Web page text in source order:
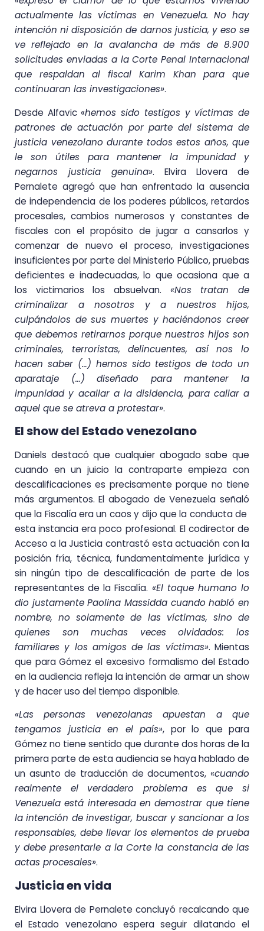
actualmente las víctimas en Venezuela. No hay
intención ni disposición de darnos justicia, y eso se
ve reflejado en la avalancha de más de 8.900
solicitudes enviadas a la Corte Penal Internacional
que respaldan al fiscal Karim Khan para que
continuaran las investigaciones».
Desde Alfavic «hemos sido testigos y víctimas de
patrones de actuación por parte del sistema de
justicia venezolano durante todos estos años, que
le son útiles para mantener la impunidad y
negarnos justicia genuina». Elvira Llovera de
Pernalete agregó que han enfrentado la ausencia
de independencia de los poderes públicos, retardos
procesales, cambios numerosos y constantes de
fiscales con el propósito de jugar a cansarlos y
comenzar de nuevo el proceso, investigaciones
insuficientes por parte del Ministerio Público, pruebas
deficientes e inadecuadas, lo que ocasiona que a
los victimarios los absuelvan. «Nos tratan de
criminalizar a nosotros y a nuestros hijos,
culpándolos de sus muertes y haciéndonos creer
que debemos retirarnos porque nuestros hijos son
criminales, terroristas, delincuentes, así nos lo
hacen saber (…) hemos sido testigos de todo un
aparataje (…) diseñado para mantener la
impunidad y acallar a la disidencia, para callar a
aquel que se atreva a protestar».
El show del Estado venezolano
Daniels destacó que cualquier abogado sabe que
cuando en un juicio la contraparte empieza con
descalificaciones es precisamente porque no tiene
más argumentos. El abogado de Venezuela señaló
que la Fiscalía era un caos y dijo que la conducta de
esta instancia era poco profesional. El codirector de
Acceso a la Justicia contrastó esta actuación con la
posición fría, técnica, fundamentalmente jurídica y
sin ningún tipo de descalificación de parte de los
representantes de la Fiscalía. «El toque humano lo
dio justamente Paolina Massidda cuando habló en
nombre, no solamente de las víctimas, sino de
quienes son muchas veces olvidados: los
familiares y los amigos de las víctimas». Mientas
que para Gómez el excesivo formalismo del Estado
en la audiencia refleja la intención de armar un show
y de hacer uso del tiempo disponible.
«Las personas venezolanas apuestan a que
tengamos justicia en el país», por lo que para
Gómez no tiene sentido que durante dos horas de la
primera parte de esta audiencia se haya hablado de
un asunto de traducción de documentos, «cuando
realmente el verdadero problema es que si
Venezuela está interesada en demostrar que tiene
la intención de investigar, buscar y sancionar a los
responsables, debe llevar los elementos de prueba
y debe presentarle a la Corte la constancia de las
actas procesales».
Justicia en vida
Elvira Llovera de Pernalete concluyó recalcando que
el Estado venezolano espera seguir dilatando el